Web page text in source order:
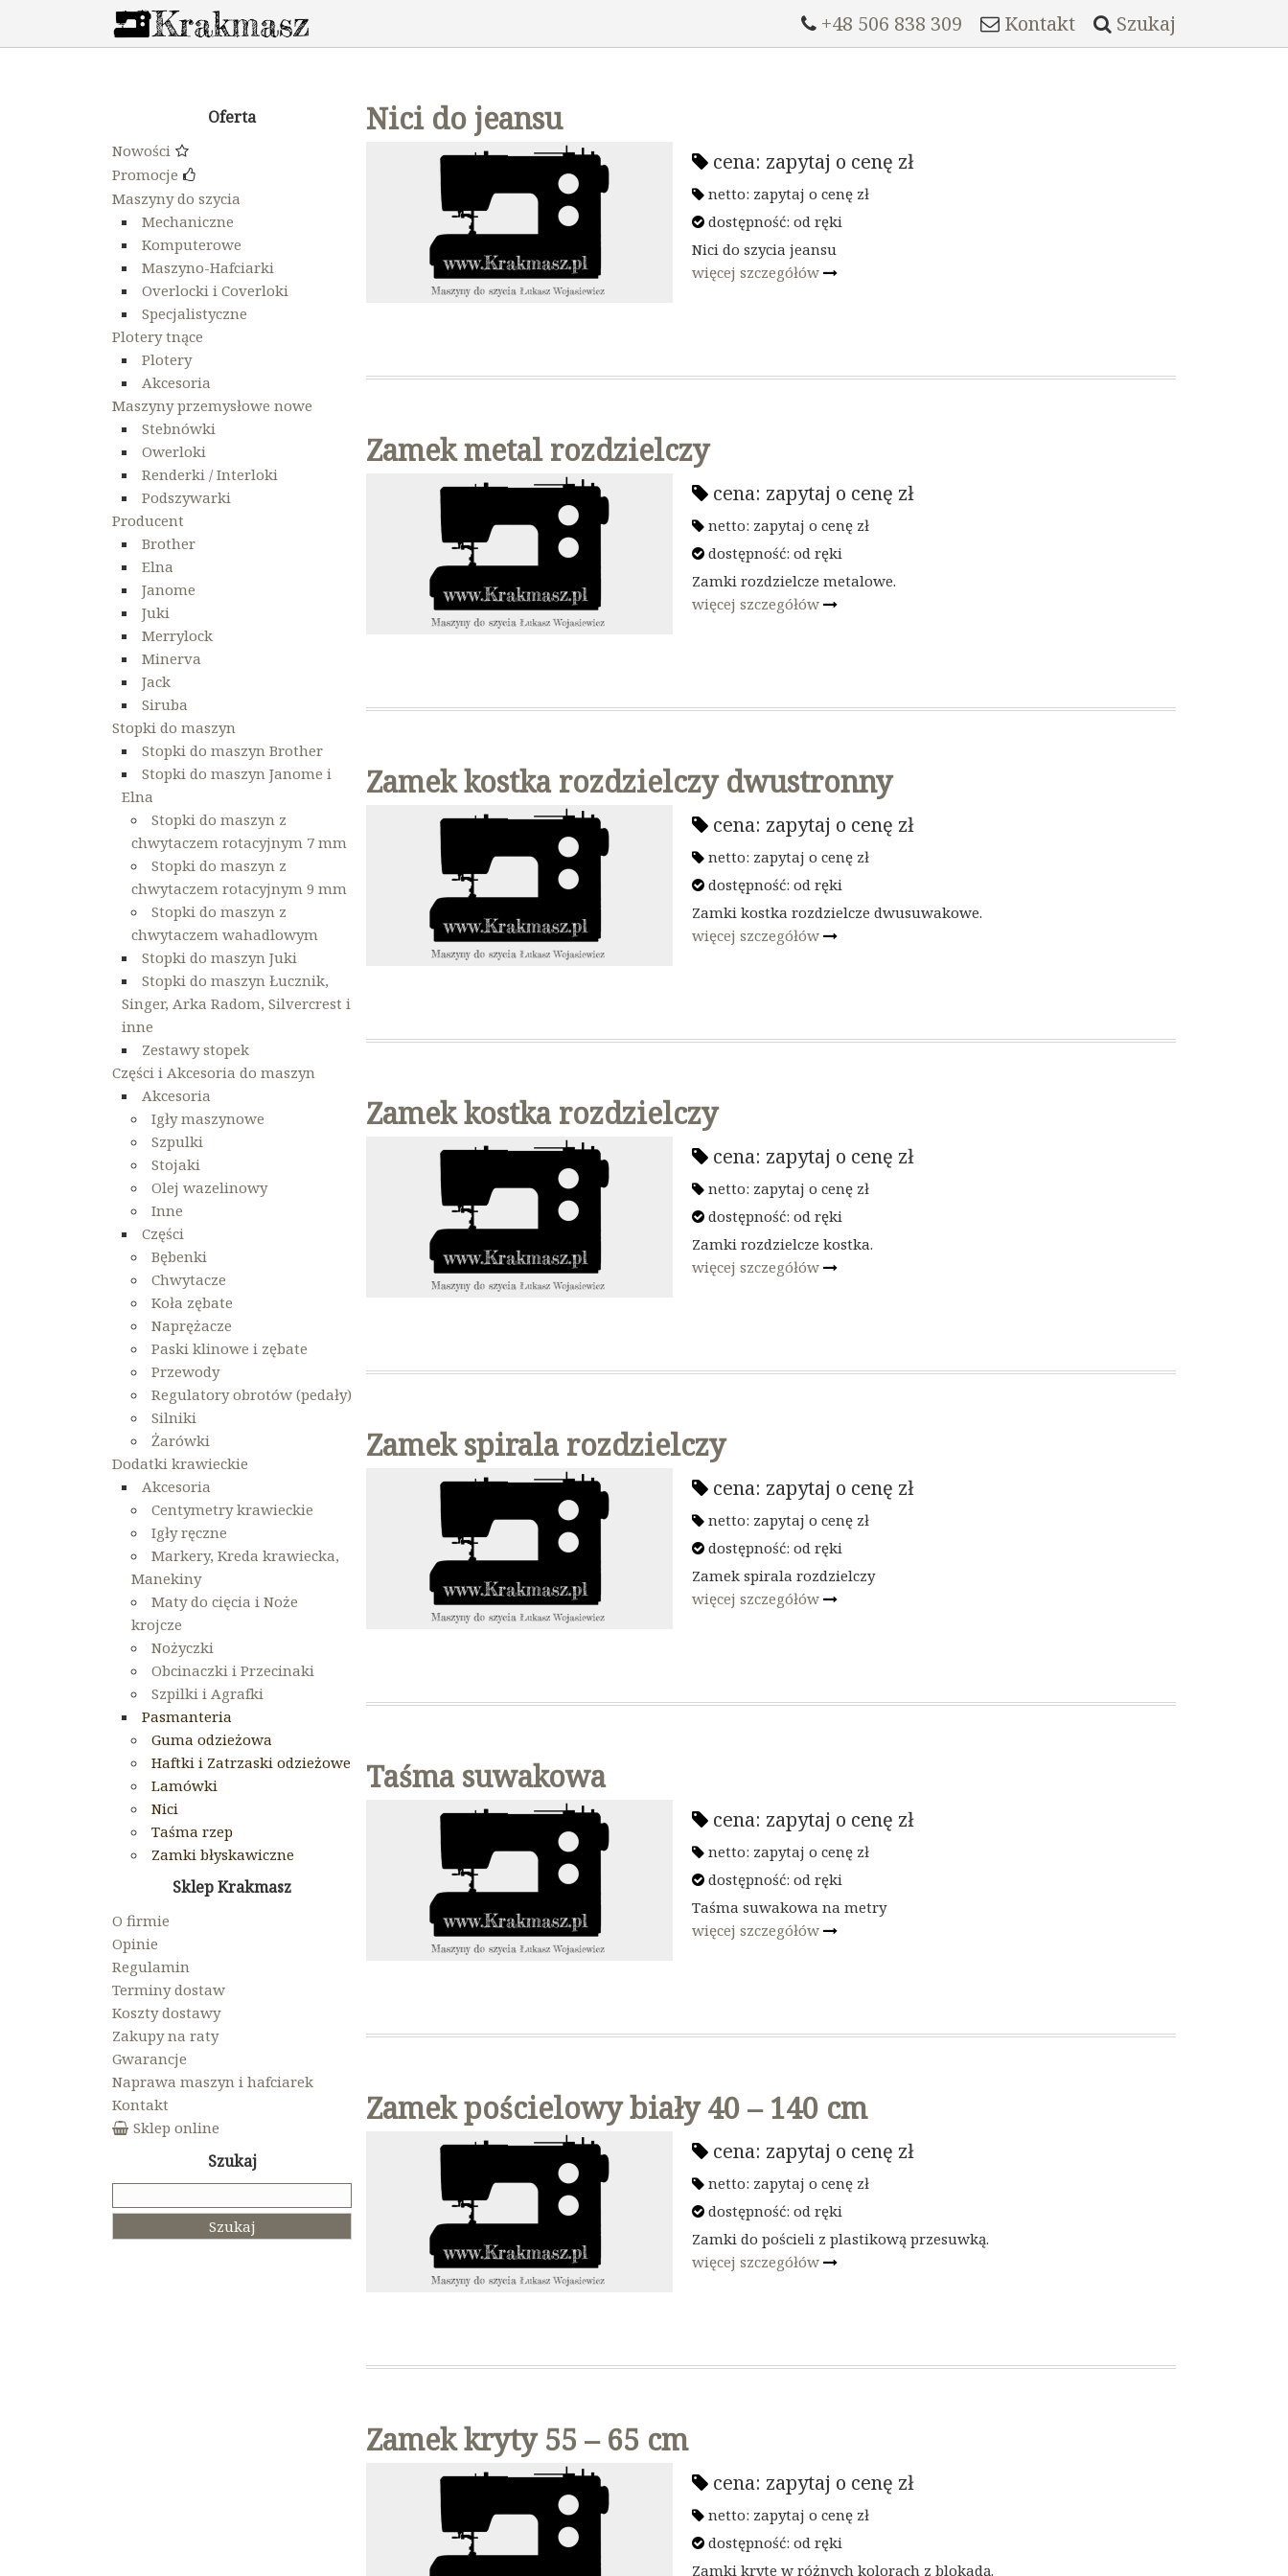
+48 506 838 309 Kontakt Szukaj
Oferta
Nowości
Promocje
Maszyny do szycia
Mechaniczne
Komputerowe
Maszyno-Hafciarki
Overlocki i Coverloki
Specjalistyczne
Plotery tnące
Plotery
Akcesoria
Maszyny przemysłowe nowe
Stebnówki
Owerloki
Renderki / Interloki
Podszywarki
Producent
Brother
Elna
Janome
Juki
Merrylock
Minerva
Jack
Siruba
Stopki do maszyn
Stopki do maszyn Brother
Stopki do maszyn Janome i
Elna
Stopki do maszyn z
chwytaczem rotacyjnym 7 mm
Stopki do maszyn z
chwytaczem rotacyjnym 9 mm
Stopki do maszyn z
chwytaczem wahadlowym
Stopki do maszyn Juki
Stopki do maszyn Łucznik,
Singer, Arka Radom, Silvercrest i
inne
Zestawy stopek
Części i Akcesoria do maszyn
Akcesoria
Igły maszynowe
Szpulki
Stojaki
Olej wazelinowy
Inne
Części
Bębenki
Chwytacze
Koła zębate
Naprężacze
Paski klinowe i zębate
Przewody
Regulatory obrotów (pedały)
Silniki
Żarówki
Dodatki krawieckie
Akcesoria
Centymetry krawieckie
Igły ręczne
Markery, Kreda krawiecka,
Manekiny
Maty do cięcia i Noże
krojcze
Nożyczki
Obcinaczki i Przecinaki
Szpilki i Agrafki
Pasmanteria
Guma odzieżowa
Haftki i Zatrzaski odzieżowe
Lamówki
Nici
Taśma rzep
Zamki błyskawiczne
Sklep Krakmasz
O firmie
Opinie
Regulamin
Terminy dostaw
Koszty dostawy
Zakupy na raty
Gwarancje
Naprawa maszyn i hafciarek
Kontakt
Sklep online
Szukaj
Nici do jeansu
cena: zapytaj o cenę zł
netto: zapytaj o cenę zł
dostępność: od ręki
Nici do szycia jeansu
więcej szczegółów
Zamek metal rozdzielczy
cena: zapytaj o cenę zł
netto: zapytaj o cenę zł
dostępność: od ręki
Zamki rozdzielcze metalowe.
więcej szczegółów
Zamek kostka rozdzielczy dwustronny
cena: zapytaj o cenę zł
netto: zapytaj o cenę zł
dostępność: od ręki
Zamki kostka rozdzielcze dwusuwakowe.
więcej szczegółów
Zamek kostka rozdzielczy
cena: zapytaj o cenę zł
netto: zapytaj o cenę zł
dostępność: od ręki
Zamki rozdzielcze kostka.
więcej szczegółów
Zamek spirala rozdzielczy
cena: zapytaj o cenę zł
netto: zapytaj o cenę zł
dostępność: od ręki
Zamek spirala rozdzielczy
więcej szczegółów
Taśma suwakowa
cena: zapytaj o cenę zł
netto: zapytaj o cenę zł
dostępność: od ręki
Taśma suwakowa na metry
więcej szczegółów
Zamek pościelowy biały 40 – 140 cm
cena: zapytaj o cenę zł
netto: zapytaj o cenę zł
dostępność: od ręki
Zamki do pościeli z plastikową przesuwką.
więcej szczegółów
Zamek kryty 55 – 65 cm
cena: zapytaj o cenę zł
netto: zapytaj o cenę zł
dostępność: od ręki
Zamki kryte w różnych kolorach z blokadą.